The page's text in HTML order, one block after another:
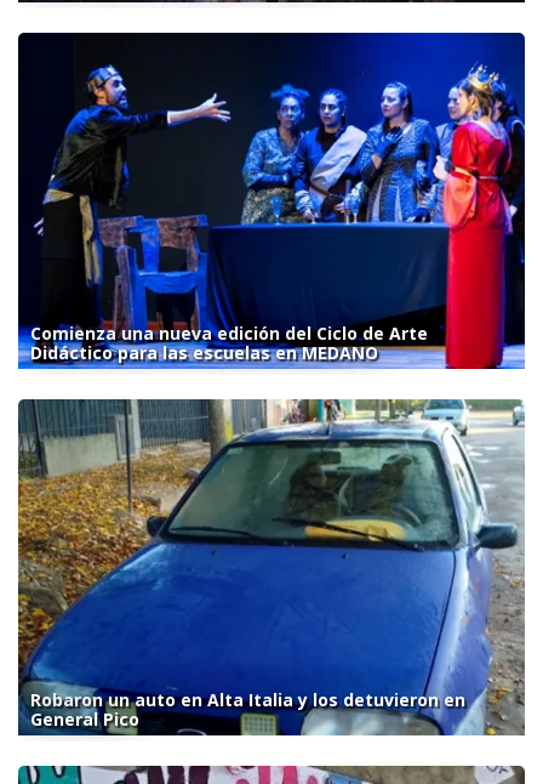
Comienza una nueva edición del Ciclo de Arte
Didáctico para las escuelas en MEDANO
Robaron un auto en Alta Italia y los detuvieron en
General Pico